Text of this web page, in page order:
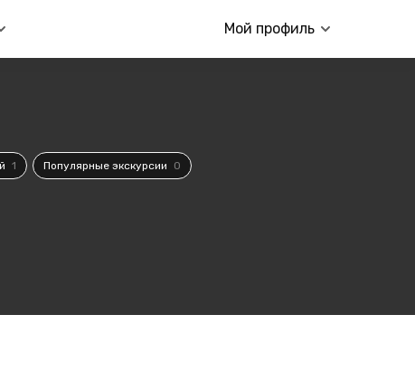
Мой профиль
1 Популярные экскурсии 0